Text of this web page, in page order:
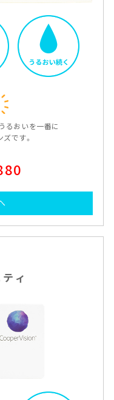
るおいを一番に
です。
ィ